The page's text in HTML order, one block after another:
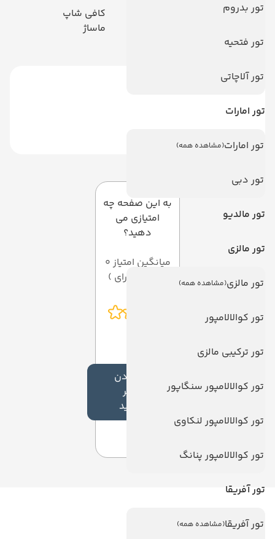
تور بدروم
تور فتحیه
تور آلاچاتی
تور امارات
تور امارات(مشاهده همه)
تور دبی
تور مالدیو
تور مالزی
تور مالزی(مشاهده همه)
تور کوالالامپور
تور ترکیبی مالزی
تور کوالالامپور سنگاپور
تور کوالالامپور لنکاوی
تور کوالالامپور پنانگ
تور آفریقا
تور آفریقا(مشاهده همه)
رستوران
پارکینگ
کافی شاپ
ماساژ
به این صفحه چه
امتیازی می
دهید؟
میانگین امتیاز 0
افزودن
نظر
جدید
لینک های مفید